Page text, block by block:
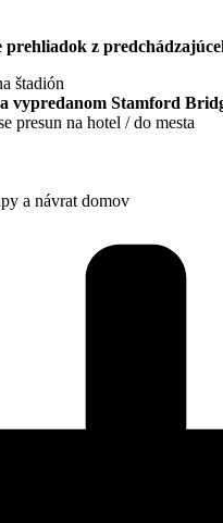
prehliadok z
štadión
vypredanom Stamford
presun na hotel / do mesta
a návrat domov